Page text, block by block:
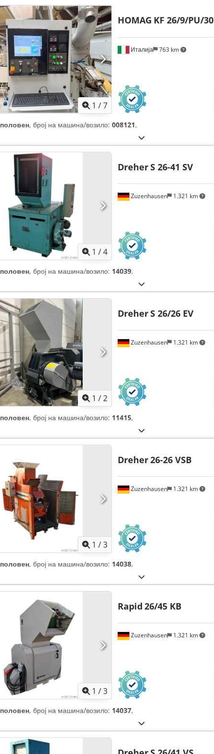
1 /7
Италија 763 km
HOMAG KF 26/9/PU/30
половен, број на машина/возило: 008121,
1 /4
Zuzenhausen 1.321 km
DreherS 26-41 SV
половен, број на машина/возило: 14039,
1 /2
Zuzenhausen 1.321 km
DreherS 26/26 EV
половен, број на машина/возило: 11415,
1 /3
Zuzenhausen 1.321 km
Dreher26-26 VSB
половен, број на машина/возило: 14038,
1 /3
Zuzenhausen 1.321 km
Rapid 26/45 KB
половен, број на машина/возило: 14037,